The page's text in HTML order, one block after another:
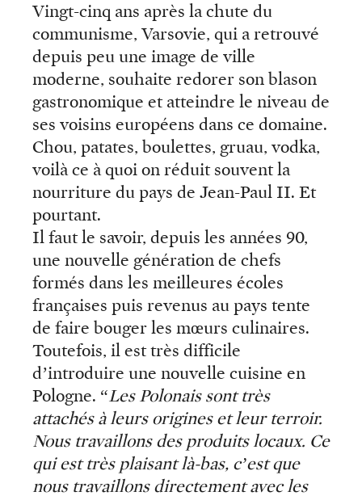
Vingt-cinq ans après la chute du
communisme, Varsovie, qui a retrouvé
depuis peu une image de ville
moderne, souhaite redorer son blason
gastronomique et atteindre le niveau de
ses voisins européens dans ce domaine.
Chou, patates, boulettes, gruau, vodka,
voilà ce à quoi on réduit souvent la
nourriture du pays de Jean-Paul II. Et
pourtant.
Il faut le savoir, depuis les années 90,
une nouvelle génération de chefs
formés dans les meilleures écoles
françaises puis revenus au pays tente
de faire bouger les mœurs culinaires.
Toutefois, il est très difficile
d’introduire une nouvelle cuisine en
Pologne. “Les Polonais sont très
attachés à leurs origines et leur terroir.
Nous travaillons des produits locaux. Ce
qui est très plaisant là-bas, c’est que
nous travaillons directement avec les